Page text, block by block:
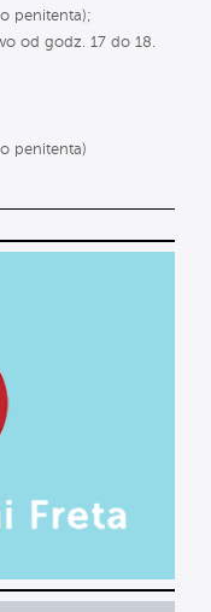
penitenta);
od godz. 17 do 18.
penitenta)